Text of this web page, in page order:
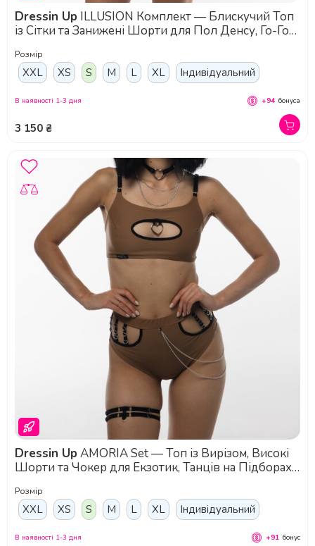
Dressin Up
із Сітки та Занижені Шорти для Пол Денсу, Го-Го
Розмір
XXL XS S M L XL Індивідуальний
3 150 ₴
В наявності 1-3 дня +94 бонуса
Dressin Up
Шорти та Чокер для Екзотик, Танців на Підборах і
Розмір
XXL XS S M L XL Індивідуальний
В наявності 1-3 дня +91 бонус